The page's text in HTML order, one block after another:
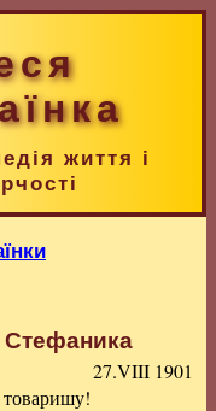
життя і
27.VIII 1901